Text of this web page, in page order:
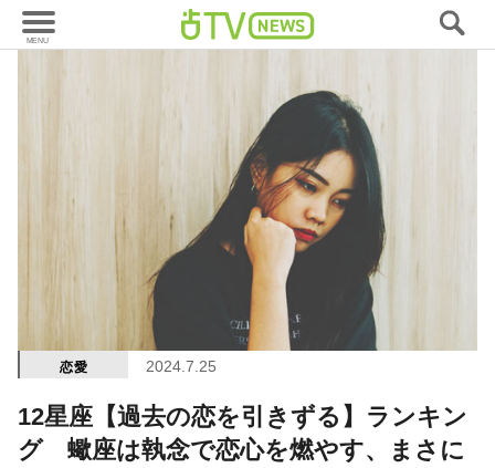
恋愛 2024.7.25
12星座【過去の恋を引きずる】ランキン
グ 蠍座は執念で恋心を燃やす、まさに